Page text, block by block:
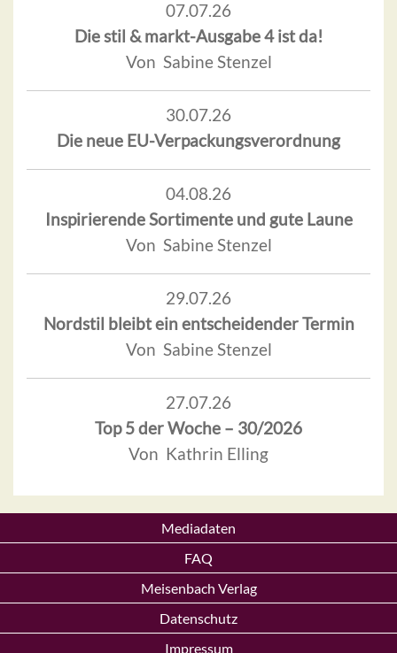
07.07.26
Die stil & markt-Ausgabe 4 ist da!
Von Sabine Stenzel
30.07.26
Die neue EU-Verpackungsverordnung
04.08.26
Inspirierende Sortimente und gute Laune
Von Sabine Stenzel
29.07.26
Nordstil bleibt ein entscheidender Termin
Von Sabine Stenzel
27.07.26
Top 5 der Woche – 30/2026
Von Kathrin Elling
Mediadaten
FAQ
Meisenbach Verlag
Datenschutz
Impressum